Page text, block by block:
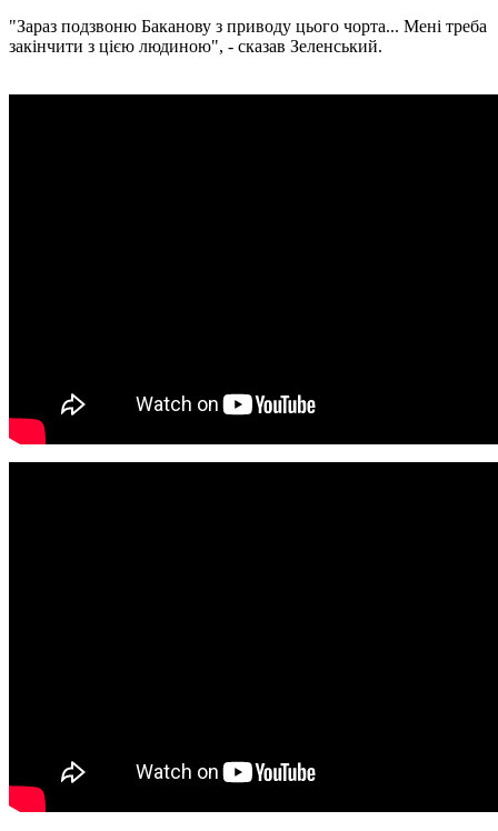
"Зараз подзвоню Баканову з приводу цього чорта... Мені треба
закінчити з цією людиною", - сказав Зеленський.